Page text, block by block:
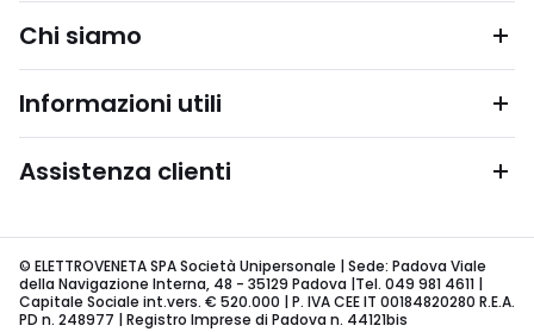
Chi siamo
Informazioni utili
Assistenza clienti
© ELETTROVENETA SPA Società Unipersonale | Sede: Padova Viale
della Navigazione Interna, 48 - 35129 Padova |Tel. 049 981 4611 |
Capitale Sociale int.vers. € 520.000 | P. IVA CEE IT 00184820280 R.E.A.
PD n. 248977 | Registro Imprese di Padova n. 44121bis